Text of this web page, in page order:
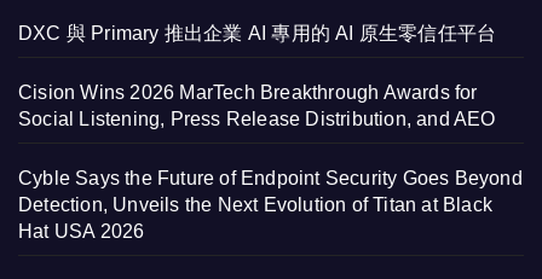
DXC 與 Primary 推出企業 AI 專用的 AI 原生零信任平台
Cision Wins 2026 MarTech Breakthrough Awards for
Social Listening, Press Release Distribution, and AEO
Cyble Says the Future of Endpoint Security Goes Beyond
Detection, Unveils the Next Evolution of Titan at Black
Hat USA 2026